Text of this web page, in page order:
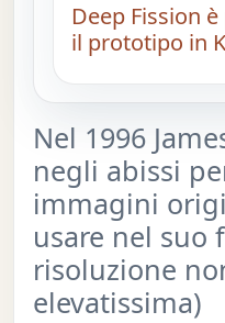
Deep Fission
il prototipo in
Nel 1996
negli abissi
immagini
usare nel suo
risoluzione
elevatissima)